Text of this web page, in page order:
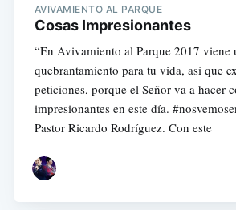
AVIVAMIENTO AL PARQUE
Cosas Impresionantes
“En Avivamiento al Parque 2017 viene
quebrantamiento para tu vida, así que
peticiones, porque el Señor va a hacer
impresionantes en este día.
Pastor Ricardo Rodríguez. Con este